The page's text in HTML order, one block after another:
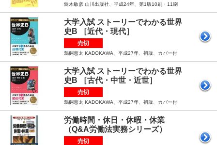
鈴木敏彦 山川出版社、平成24年、第1版10刷・11刷
大学入試 ストーリーでわかる世界
史B ［近代・現代］
売切
鵜飼恵太 KADOKAWA、平成27年、初版、カバー付
大学入試 ストーリーでわかる世界
史B ［古代・中世・近世］
売切
鵜飼恵太 KADOKAWA、平成27年、初版、カバー付
労働時間・休日・休暇・休業
（Q&A労働法実務シリーズ）
売切